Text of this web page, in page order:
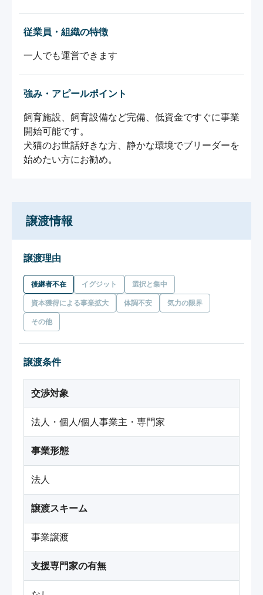
従業員・組織の特徴
一人でも運営できます
強み・アピールポイント
飼育施設、飼育設備など完備、低資金ですぐに事業
開始可能です。
犬猫のお世話好きな方、静かな環境でブリーダーを
譲渡情報
譲渡理由
後継者不在 イグジット 選択と集中
資本獲得による事業拡大 体調不安 気力の限界
その他
譲渡条件
交渉対象
法人・個人/個人事業主・専門家
事業形態
法人
譲渡スキーム
事業譲渡
支援専門家の有無